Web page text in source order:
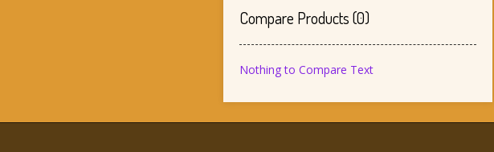
Compare Products(0)
Nothing to Compare Text